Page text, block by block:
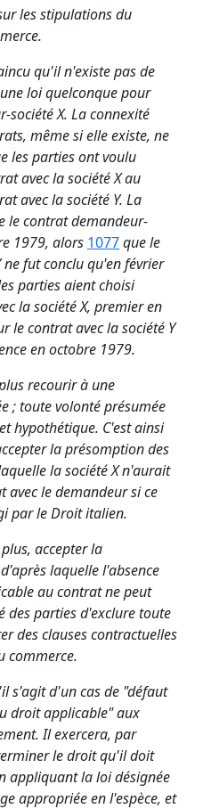
les stipulations du
qu'il n'existe pas de
loi quelconque pour
X. La connexité
même si elle existe, ne
les parties ont voulu
avec la société X au
avec la société Y. La
le contrat demandeur-
1979, alors 1077que le
fut conclu qu'en février
parties aient choisi
la société X, premier en
le contrat avec la société Y
en octobre 1979.
recourir à une
; toute volonté présumée
hypothétique. C'est ainsi
la présomption des
la société X n'aurait
avec le demandeur si ce
par le Droit italien.
accepter la
laquelle l'absence
au contrat ne peut
des parties d'exclure toute
des clauses contractuelles
commerce.
s'agit d'un cas de "défaut
droit applicable" aux
Il exercera, par
le droit qu'il doit
appliquant la loi désignée
appropriée en l'espèce, et